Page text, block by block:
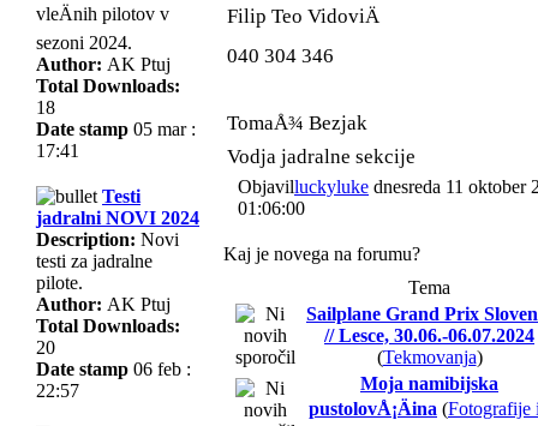
vleÄnih pilotov v
sezoni 2024.
Author: AK Ptuj
Total Downloads:
18
Date stamp 05 mar :
17:41
Testi
jadralni NOVI 2024
Description: Novi
testi za jadralne
pilote.
Author: AK Ptuj
Total Downloads:
20
Date stamp 06 feb :
22:57
Filip Teo VidoviÄ
040 304 346
TomaÅ¾ Bezjak
Vodja jadralne sekcije
Objavilluckyluke dnesreda 11 oktober
01:06:00
Kaj je novega na forumu?
Tema
Sailplane Grand Prix
// Lesce, 30.06.-06.07.2024
(Tekmovanja)
Moja namibijska
pustolovÅ¡Äina (Fotografije